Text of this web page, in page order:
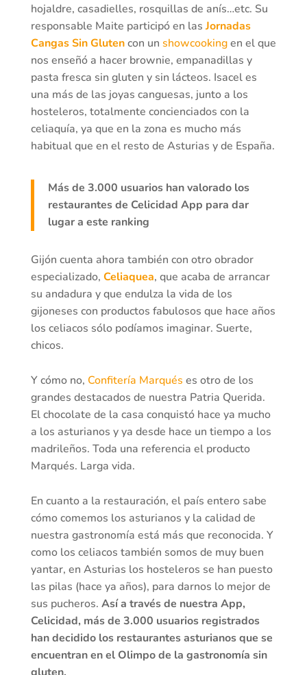
hojaldre, casadielles, rosquillas de anís…etc. Su
responsable Maite participó en lasJornadas
Cangas Sin Glutencon un showcookingen el que
nos enseñó a hacer brownie, empanadillas y
pasta fresca sin gluten y sin lácteos. Isacel es
una más de las joyas canguesas, junto a los
hosteleros, totalmente concienciados con la
celiaquía, ya que en la zona es mucho más
habitual que en el resto de Asturias y de España.
Más de 3.000 usuarios han valorado los
restaurantes de Celicidad App para dar
lugar a este ranking
Gijón cuenta ahora también con otro obrador
especializado, Celiaquea, que acaba de arrancar
su andadura y que endulza la vida de los
gijoneses con productos fabulosos que hace años
los celiacos sólo podíamos imaginar. Suerte,
chicos.
Y cómo no, Confitería Marqués es otro de los
grandes destacados de nuestra Patria Querida.
El chocolate de la casa conquistó hace ya mucho
a los asturianos y ya desde hace un tiempo a los
madrileños. Toda una referencia el producto
Marqués. Larga vida.
En cuanto a la restauración, el país entero sabe
cómo comemos los asturianos y la calidad de
nuestra gastronomía está más que reconocida. Y
como los celiacos también somos de muy buen
yantar, en Asturias los hosteleros se han puesto
las pilas (hace ya años), para darnos lo mejor de
sus pucheros. Así a través de nuestra App,
Celicidad, más de 3.000 usuarios registrados
han decidido los restaurantes asturianos que se
encuentran en el Olimpo de la gastronomía sin
gluten.